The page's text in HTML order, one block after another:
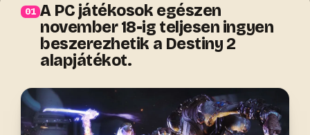
A PC játékosok egészen
november 18-ig teljesen ingyen
beszerezhetik a Destiny 2
alapjátékot.